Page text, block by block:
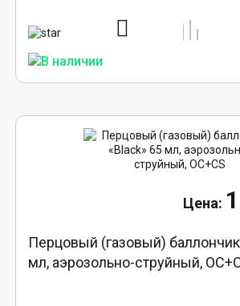
Перцовый (газовый)
мл, аэрозольно-струйный,